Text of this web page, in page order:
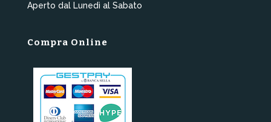
Aperto dal Lunedì al Sabato
Compra Online